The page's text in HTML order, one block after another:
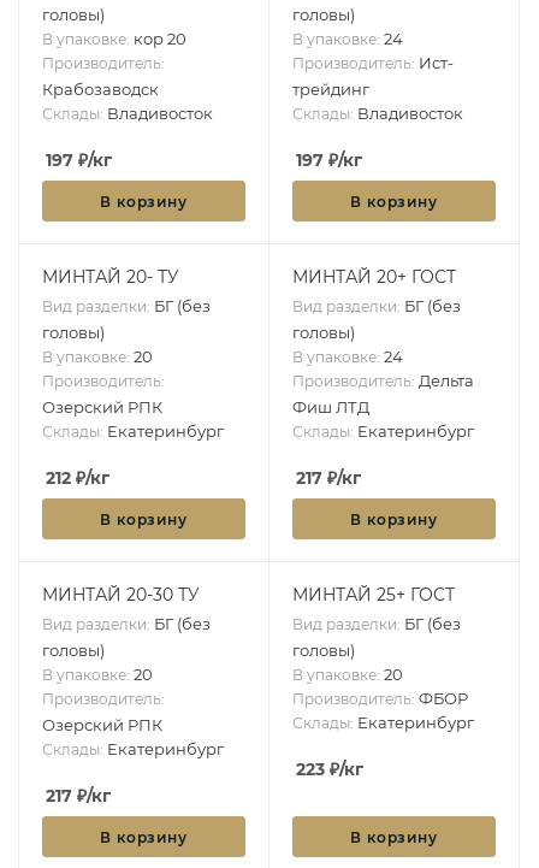
головы)
В упаковке: кор 20
Производитель:
Крабозаводск
Склады: Владивосток
197 ₽/кг
В корзину
головы)
В упаковке: 24
Производитель: Ист-
трейдинг
Склады: Владивосток
197 ₽/кг
В корзину
МИНТАЙ 20- ТУ
Вид разделки: БГ (без
головы)
В упаковке: 20
Производитель:
Озерский РПК
Склады: Екатеринбург
212 ₽/кг
В корзину
МИНТАЙ 20+ ГОСТ
Вид разделки: БГ (без
головы)
В упаковке: 24
Производитель: Дельта
Фиш ЛТД
Склады: Екатеринбург
217 ₽/кг
В корзину
МИНТАЙ 20-30 ТУ
Вид разделки: БГ (без
головы)
В упаковке: 20
Производитель:
Озерский РПК
Склады: Екатеринбург
217 ₽/кг
В корзину
МИНТАЙ 25+ ГОСТ
Вид разделки: БГ (без
головы)
В упаковке: 20
Производитель: ФБОР
Склады: Екатеринбург
223 ₽/кг
В корзину